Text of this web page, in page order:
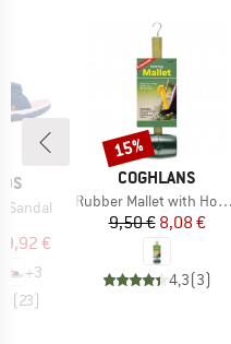
Sandal
pris
€
+3
(23)
MÆRKE
COGHLANS
Artikel
Rubber Mallet with Hooks
Pris
9,50 €Nedsat pris
8,08 €
4,3(3)
Rabat
15%